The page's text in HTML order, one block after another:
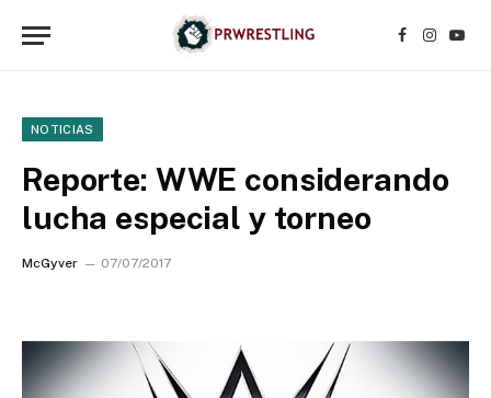
Facebook
NOTICIAS
Reporte: WWE considerando
lucha especial y torneo
McGyver 07/07/2017